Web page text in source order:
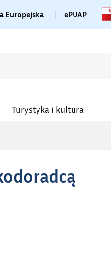
Europejska | ePUAP
Turystyka i kultura